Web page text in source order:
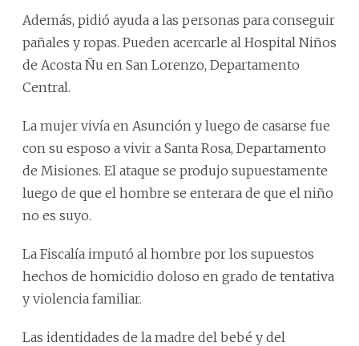
Además, pidió ayuda a las personas para conseguir
pañales y ropas. Pueden acercarle al Hospital Niños
de Acosta Ñu en San Lorenzo, Departamento
Central.
La mujer vivía en Asunción y luego de casarse fue
con su esposo a vivir a Santa Rosa, Departamento
de Misiones. El ataque se produjo supuestamente
luego de que el hombre se enterara de que el niño
no es suyo.
La Fiscalía imputó al hombre por los supuestos
hechos de homicidio doloso en grado de tentativa
y violencia familiar.
Las identidades de la madre del bebé y del